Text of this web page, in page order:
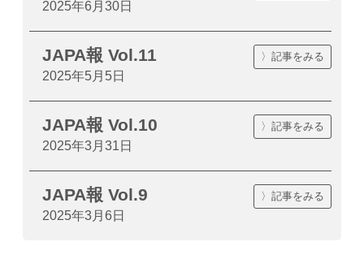
2025年6月30日
JAPA報 Vol.11
2025年5月5日
〉記事をみる
JAPA報 Vol.10
2025年3月31日
〉記事をみる
JAPA報 Vol.9
2025年3月6日
〉記事をみる